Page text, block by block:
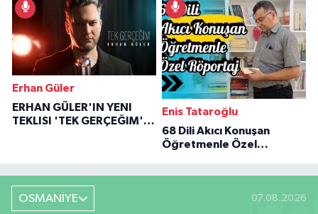
Erhan Güler
ERHAN GÜLER'IN YENI
TEKLISI 'TEK GERÇEĞIM'LE
Enis Tataroğlu
68 Dili Akıcı Konuşan
Öğretmenle Özel
OSMANİYE 07.08.2026